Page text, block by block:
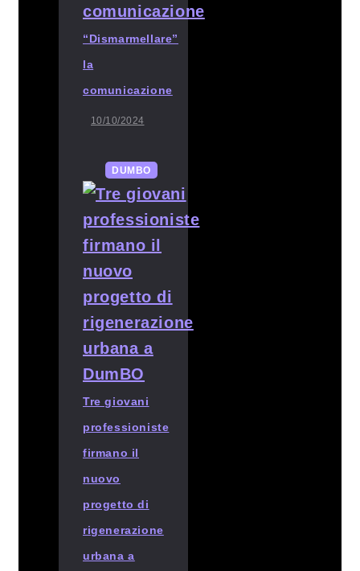
“Dismarmellare”
la
comunicazione
10/10/2024
DUMBO
Tre giovani
professioniste
firmano il
nuovo
progetto di
rigenerazione
urbana a